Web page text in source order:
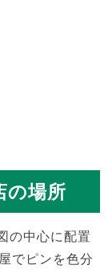
の場所
の中心に配置
でピンを色分